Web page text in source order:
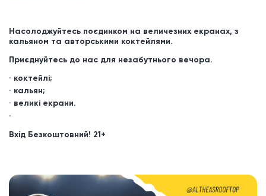
Насолоджуйтесь поєдинком на величезних екранах, з
кальяном та авторськими коктейлями.
Приєднуйтесь до нас для незабутнього вечора.
коктейлі;
кальян;
великі екрани.
Вхід Безкоштовний! 21+